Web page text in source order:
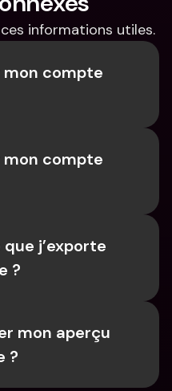
informations utiles.
compte
compte
j’exporte
?
mon aperçu
?